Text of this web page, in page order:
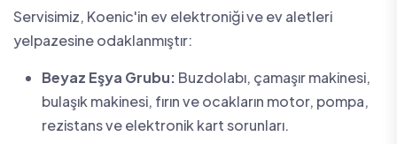
Servisimiz, Koenic'in ev elektroniği ve ev aletleri
yelpazesine odaklanmıştır:
Beyaz Eşya Grubu: Buzdolabı, çamaşır makinesi,
bulaşık makinesi, fırın ve ocakların motor, pompa,
rezistans ve elektronik kart sorunları.